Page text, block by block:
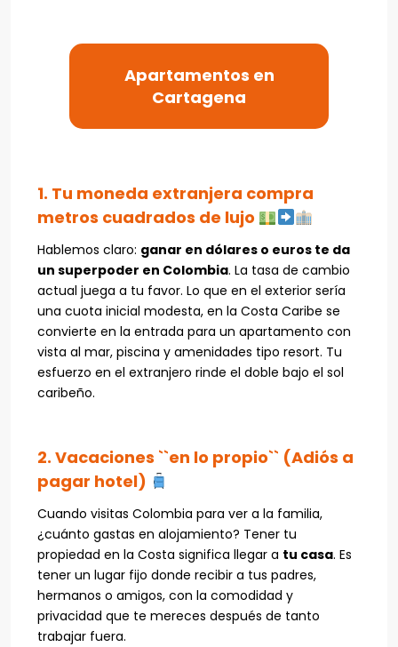
Apartamentos en
Cartagena
1. Tu moneda extranjera compra
metros cuadrados de lujo
Hablemos claro: ganar en dólares o euros te da
un superpoder en Colombia. La tasa de cambio
actual juega a tu favor. Lo que en el exterior sería
una cuota inicial modesta, en la Costa Caribe se
convierte en la entrada para un apartamento con
vista al mar, piscina y amenidades tipo resort. Tu
esfuerzo en el extranjero rinde el doble bajo el sol
caribeño.
2. Vacaciones ``en lo propio`` (Adiós a
pagar hotel)
Cuando visitas Colombia para ver a la familia,
¿cuánto gastas en alojamiento? Tener tu
propiedad en la Costa significa llegar a tu casa. Es
tener un lugar fijo donde recibir a tus padres,
hermanos o amigos, con la comodidad y
privacidad que te mereces después de tanto
trabajar fuera.